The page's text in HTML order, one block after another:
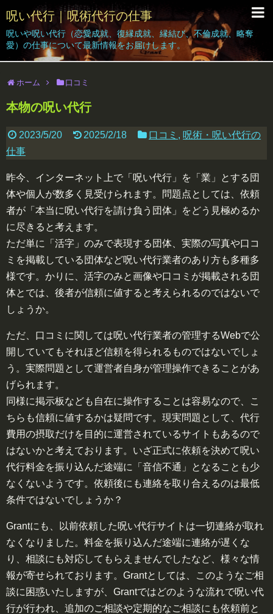
呪い代行｜呪術代行の仕事
呪いや呪い代行（恋愛成就、復縁成就、縁結び、不倫成就、略奪
愛）の仕事について最新情報をお届けします。
ホーム 口コミ
本物の呪い代行
2023/5/20 2025/2/18 口コミ , 呪術・呪い代行の
仕事
昨今、インターネット上で「呪い代行」を「業」とする団
体や個人が数多く見受けられます。問題点としては、依頼
者が「本当に呪い代行を請け負う団体」をどう見極めるか
に尽きると考えます。
ただ単に「活字」のみで表現する団体、実際の写真や口コ
ミを掲載している団体など呪い代行業者のあり方も多種多
様です。かりに、活字のみと画像や口コミが掲載される団
体とでは、後者が信頼に値すると考えられるのではないで
しょうか。
ただ、口コミに関しては呪い代行業者の管理するWebで公
開していてもそれほど信頼を得られるものではないでしょ
う。実際問題として運営者自身が管理操作できることがあ
げられます。
同様に掲示板なども自在に操作することは容易なので、こ
ちらも信頼に値するかは疑問です。現実問題として、代行
費用の摂取だけを目的に運営されているサイトもあるので
はないかと考えております。いざ正式に依頼を決めて呪い
代行料金を振り込んだ途端に「音信不通」となることも少
なくないようです。依頼後にも連絡を取り合えるのは最低
条件ではないでしょうか？
Grantにも、以前依頼した呪い代行サイトは一切連絡が取れ
なくなりました。料金を振り込んだ途端に連絡が遅くな
り、相談にも対応してもらえませんでしたなど、様々な情
報が寄せられております。Grantとしては、このようなご相
談に困惑いたしますが、Grantではどのような流れで呪い代
行が行われ、追加のご相談や定期的なご相談にも依頼前と
呪い代行Grant｜Home
呪い代行料金
簡単なお呪い
無料相談受付